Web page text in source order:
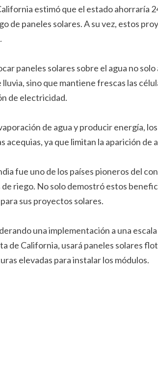
estimó que el estado ahorraría
de paneles solares. A su vez, estos
paneles solares sobre el agua no
sino que mantiene frescas las
de electricidad.
de agua y producir energía,
acequias, ya que limitan la aparición de
fue uno de los países pioneros del
riego. No solo demostró estos
sus proyectos solares.
una implementación a una
de California, usará paneles solares
elevadas para instalar los módulos.